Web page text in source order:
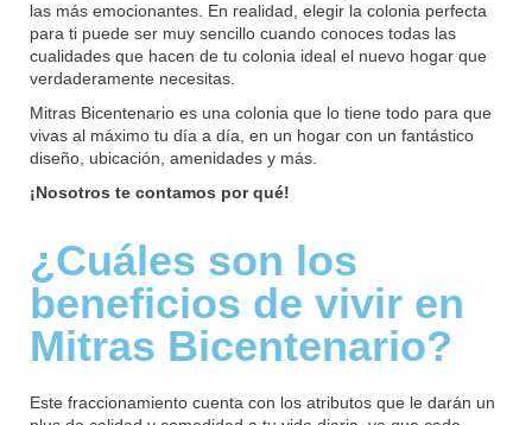
las más emocionantes. En realidad, elegir la colonia perfecta
para ti puede ser muy sencillo cuando conoces todas las
cualidades que hacen de tu colonia ideal el nuevo hogar que
verdaderamente necesitas.
Mitras Bicentenario es una colonia que lo tiene todo para que
vivas al máximo tu día a día, en un hogar con un fantástico
diseño, ubicación, amenidades y más.
¡Nosotros te contamos por qué!
¿Cuáles son los
beneficios de vivir en
Mitras Bicentenario?
Este fraccionamiento cuenta con los atributos que le darán un